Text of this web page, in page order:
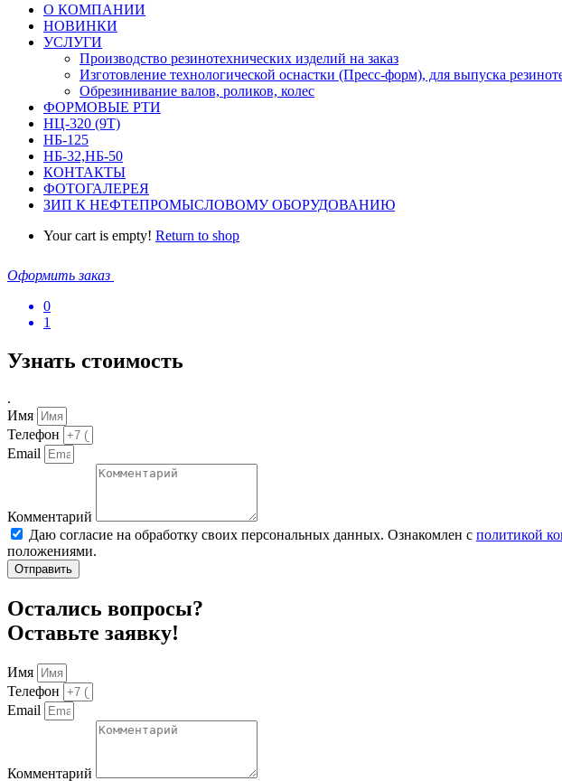
О КОМПАНИИ
НОВИНКИ
УСЛУГИ
Производство резинотехнических изделий на заказ
Изготовление технологической оснастки (Пресс-форм), для выпуска
Обрезинивание валов, роликов, колес
ФОРМОВЫЕ РТИ
НЦ-320 (9Т)
НБ-125
НБ-32,НБ-50
КОНТАКТЫ
ФОТОГАЛЕРЕЯ
ЗИП К НЕФТЕПРОМЫСЛОВОМУ ОБОРУДОВАНИЮ
Your cart is empty! Return to shop
Оформить заказ
0
1
Узнать стоимость
.
Имя
Телефон
Email
Комментарий
Даю согласие на обработку своих персональных данных. Ознакомлен с политикой
положениями.
Отправить
Остались вопросы?
Оставьте заявку!
Имя
Телефон
Email
Комментарий